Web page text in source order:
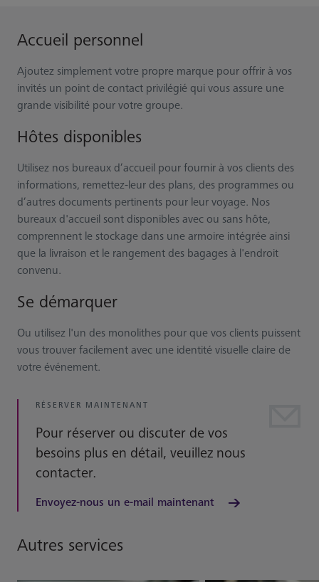
Accueil personnel
Ajoutez simplement votre propre marque pour offrir à vos
invités un point de contact privilégié qui vous assure une
grande visibilité pour votre groupe.
Hôtes disponibles
Utilisez nos bureaux d’accueil pour fournir à vos clients des
informations, remettez-leur des plans, des programmes ou
d’autres documents pertinents pour leur voyage. Nos
bureaux d'accueil sont disponibles avec ou sans hôte,
comprennent le stockage dans une armoire intégrée ainsi
que la livraison et le rangement des bagages à l'endroit
convenu.
Se démarquer
Ou utilisez l'un des monolithes pour que vos clients puissent
vous trouver facilement avec une identité visuelle claire de
votre événement.
RÉSERVER MAINTENANT
Pour réserver ou discuter de vos
besoins plus en détail, veuillez nous
contacter.
Envoyez-nous un e-mail maintenant
Autres services